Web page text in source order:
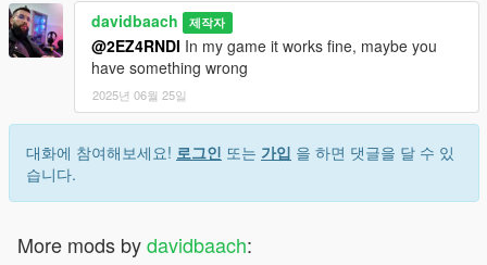
davidbaach 제작자
@2EZ4RNDI In my game it works fine, maybe you
have something wrong
2025년 06월 25일
대화에 참여해보세요! 로그인 또는 가입 을 하면 댓글을 달 수 있
습니다.
More mods bydavidbaach: